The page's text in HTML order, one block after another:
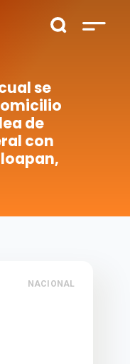
se
de
con
NACIONAL